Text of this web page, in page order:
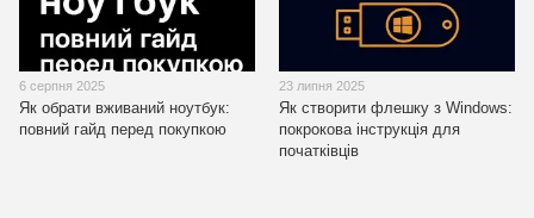
6 серпня 2025
Як обрати вживаний ноутбук:
повний гайд перед покупкою
23 липня 2025
Як створити флешку з Windows:
покрокова інструкція для
початківців